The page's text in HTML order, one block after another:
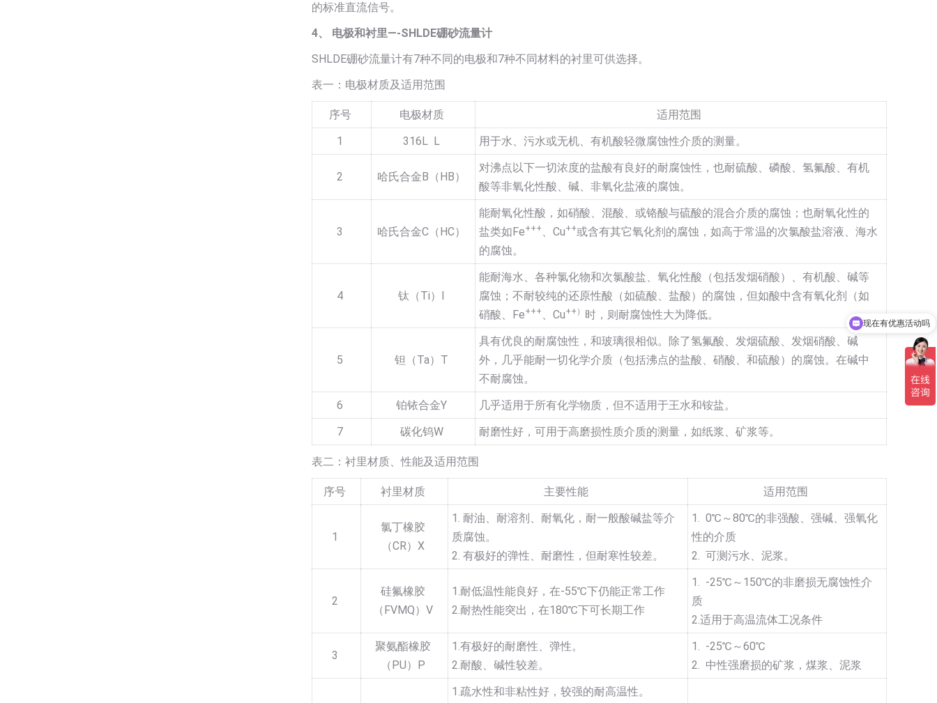
的标准直流信号。
4、 电极和衬里—-SHLDE硼砂流量计
SHLDE硼砂流量计有7种不同的电极和7种不同材料的衬里可供选择。
表一：电极材质及适用范围
序号 电极材质
适用范围
1
316L L 用于水、污水或无机、有机酸轻微腐蚀性介质的测量。
2 哈氏合金B（HB）
对沸点以下一切浓度的盐酸有良好的耐腐蚀性，也耐硫酸、磷酸、氢氟酸、有机
酸等非氧化性酸、碱、非氧化盐液的腐蚀。
3 哈氏合金C（HC）
能耐氧化性酸，如硝酸、混酸、或铬酸与硫酸的混合介质的腐蚀；也耐氧化性的
盐类如Fe+++ 、Cu++或含有其它氧化剂的腐蚀，如高于常温的次氯酸盐溶液、海水
的腐蚀。
4 钛（Ti）I
能耐海水、各种氯化物和次氯酸盐、氧化性酸（包括发烟硝酸）、有机酸、碱等
腐蚀；不耐较纯的还原性酸（如硫酸、盐酸）的腐蚀，但如酸中含有氧化剂（如
硝酸、Fe+++ 、Cu++） 时，则耐腐蚀性大为降低。
5 钽（Ta）T
具有优良的耐腐蚀性，和玻璃很相似。除了氢氟酸、发烟硫酸、发烟硝酸、碱
外，几乎能耐一切化学介质（包括沸点的盐酸、硝酸、和硫酸）的腐蚀。在碱中
不耐腐蚀。
6
铂铱合金Y
几乎适用于所有化学物质，但不适用于王水和铵盐。
7
碳化钨W 耐磨性好，可用于高磨损性质介质的测量，如纸浆、矿浆等。
表二：衬里材质、性能及适用范围
序号 衬里材质 主要性能 适用范围
1
氯丁橡胶
（CR）X
1. 耐油、耐溶剂、耐氧化，耐一般酸碱盐等介
质腐蚀。
2. 有极好的弹性、耐磨性，但耐寒性较差。
1. 0℃～80℃的非强酸、强碱、强氧化
性的介质
2. 可测污水、泥浆。
2
硅氟橡胶
（FVMQ）V
1.耐低温性能良好，在-55℃下仍能正常工作
2.耐热性能突出，在180℃下可长期工作
1. -25℃～150℃的非磨损无腐蚀性介
质
2.适用于高温流体工况条件
3
聚氨酯橡胶
（PU）P
1.有极好的耐磨性、弹性。
2.耐酸、碱性较差。
1. -25℃～60℃
2. 中性强磨损的矿浆，煤浆、泥浆
1.疏水性和非粘性好，较强的耐高温性。
现在有优惠活动吗